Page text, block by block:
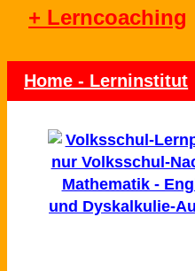
+ Lerncoaching
Home - Lerninstitut